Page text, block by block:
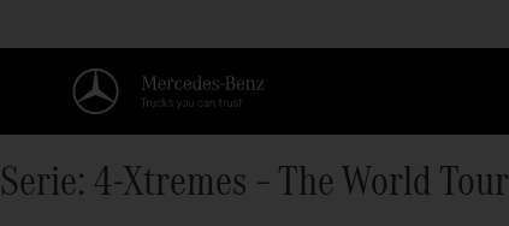
Serie: 4-Xtremes – The World Tour